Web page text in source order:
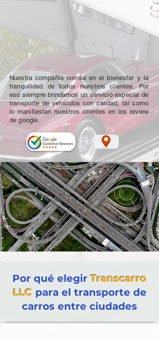
Nuestra compañía piensa en el bienestar y la
tranquilidad de todos nuestros clientes. Por
eso siempre brindamos un servicio especial de
transporte de vehículos con calidad, tal como
lo manifiestan nuestros clientes en los review
de google.
Por qué elegirTranscarro
LLC para el transporte de
carros entre ciudades